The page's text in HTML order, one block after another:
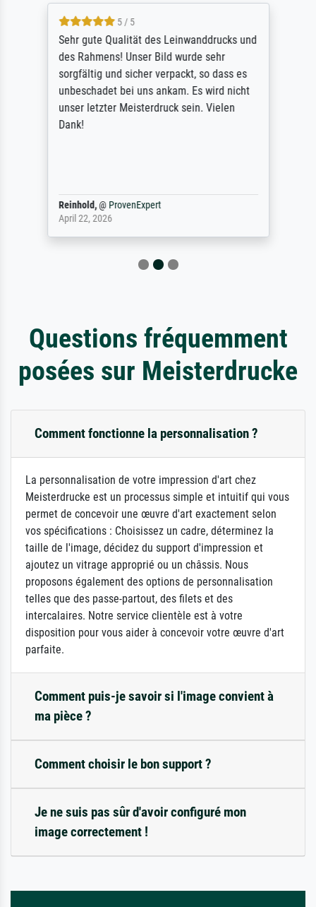
5 / 5
Sehr gute Qualität des Leinwanddrucks und
des Rahmens! Unser Bild wurde sehr
sorgfältig und sicher verpackt, so dass es
unbeschadet bei uns ankam. Es wird nicht
unser letzter Meisterdruck sein. Vielen
Dank!
Reinhold,@ ProvenExpert
April 22, 2026
Questions fréquemment
posées sur Meisterdrucke
Comment fonctionne la personnalisation ?
La personnalisation de votre impression d'art chez
Meisterdrucke est un processus simple et intuitif qui vous
permet de concevoir une œuvre d'art exactement selon
vos spécifications : Choisissez un cadre, déterminez la
taille de l'image, décidez du support d'impression et
ajoutez un vitrage approprié ou un châssis. Nous
proposons également des options de personnalisation
telles que des passe-partout, des filets et des
intercalaires. Notre service clientèle est à votre
disposition pour vous aider à concevoir votre œuvre d'art
parfaite.
Comment puis-je savoir si l'image convient à
ma pièce ?
Comment choisir le bon support ?
Je ne suis pas sûr d'avoir configuré mon
image correctement !